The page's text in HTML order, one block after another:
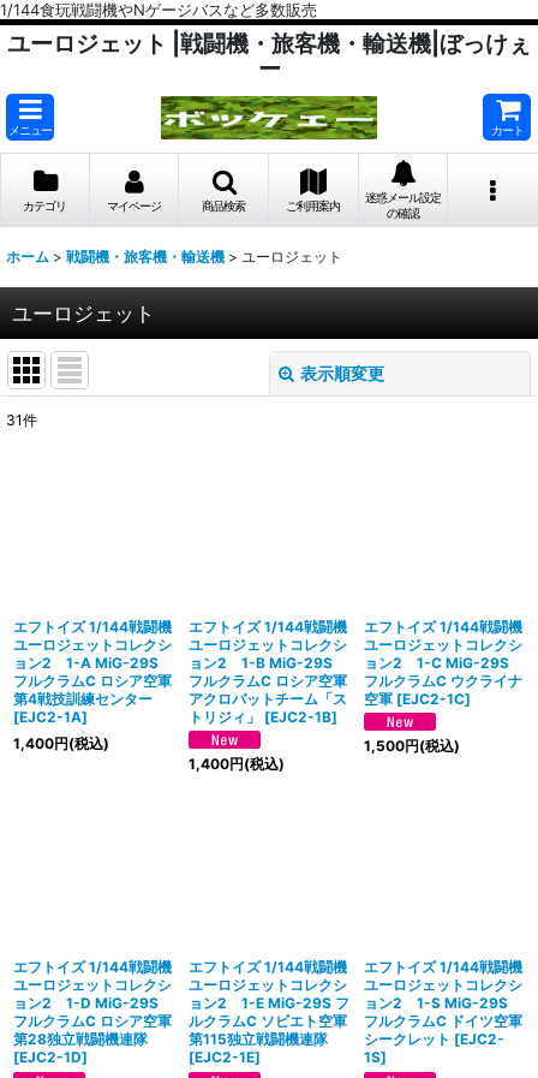
1/144食玩戦闘機やNゲージバスなど多数販売
ユーロジェット |戦闘機・旅客機・輸送機|ぼっけぇ
ー
メニュー カート
カテゴリ マイページ 商品検索 ご利用案内
迷惑メール設定
の確認
ホーム > 戦闘機・旅客機・輸送機 > ユーロジェット
ユーロジェット
表示順変更
絞り込む
31件
エフトイズ 1/144戦闘機
ユーロジェットコレクシ
ョン2 1-A MiG-29S
フルクラムC ロシア空軍
第4戦技訓練センター
[EJC2-1A]
1,400円(税込)
エフトイズ 1/144戦闘機
ユーロジェットコレクシ
ョン2 1-B MiG-29S
フルクラムC ロシア空軍
アクロバットチーム「ス
トリジィ」
[EJC2-1B]
1,400円(税込)
エフトイズ 1/144戦闘機
ユーロジェットコレクシ
ョン2 1-C MiG-29S
フルクラムC ウクライナ
空軍 [EJC2-1C]
1,500円(税込)
エフトイズ 1/144戦闘機
ユーロジェットコレクシ
ョン2 1-D MiG-29S
フルクラムC ロシア空軍
第28独立戦闘機連隊
[EJC2-1D]
エフトイズ 1/144戦闘機
ユーロジェットコレクシ
ョン2 1-E MiG-29S フ
ルクラムC ソビエト空軍
第115独立戦闘機連隊
[EJC2-1E]
エフトイズ 1/144戦闘機
ユーロジェットコレクシ
ョン2 1-S MiG-29S
フルクラムC ドイツ空軍
シークレット [EJC2-
1S]